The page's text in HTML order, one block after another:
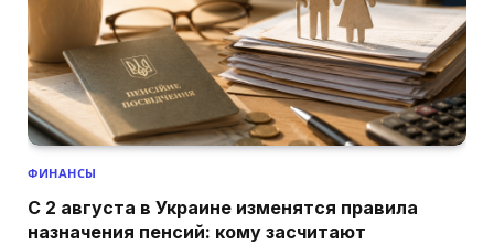
ФИНАНСЫ
С 2 августа в Украине изменятся правила
назначения пенсий: кому засчитают